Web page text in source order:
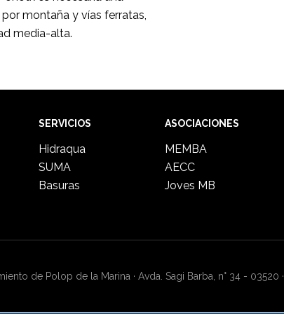
montaña y vías ferratas,
media-alta.
SERVICIOS
Hidraqua
SUMA
Basuras
ASOCIACIONES
MEMBA
AECC
Joves MB
de Polop de la Marina · Avda. Sagi Barba, n° 34 - 03520 ·